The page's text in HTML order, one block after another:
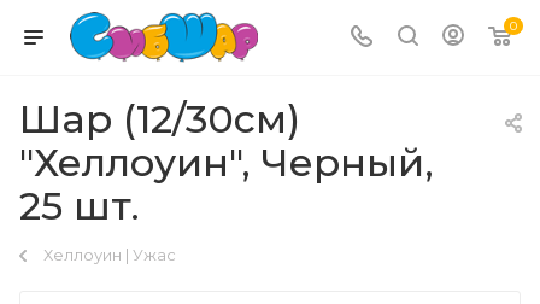
0
Шар (12/30см)
"Хеллоуин", Черный,
25 шт.
Хеллоуин | Ужас